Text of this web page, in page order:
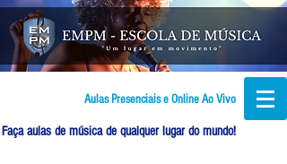
Aulas Presenciais e Online Ao Vivo
Faça aulas de música de qualquer lugar do mundo!